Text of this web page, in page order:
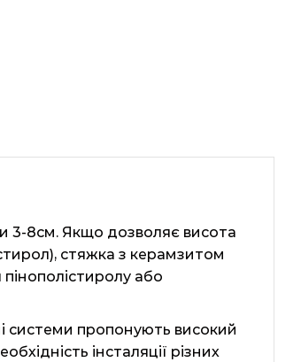
3-8см. Якщо дозволяє висота
стяжка з керамзитом
або
системи пропонують високий
інсталяції різних